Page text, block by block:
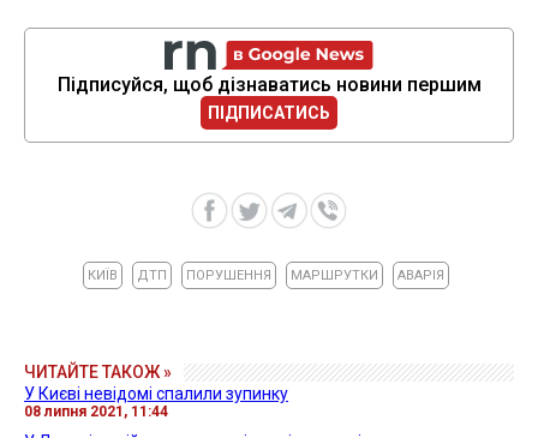
Підписуйся, щоб дізнаватись новини першим
ПІДПИСАТИСЬ
КИЇВ ДТП ПОРУШЕННЯ МАРШРУТКИ АВАРІЯ
ЧИТАЙТЕ ТАКОЖ »
У Києві невідомі спалили зупинку
08 липня 2021, 11:44